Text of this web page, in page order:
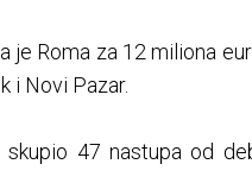
je Roma za 12 miliona
i Novi Pazar.
47 nastupa od